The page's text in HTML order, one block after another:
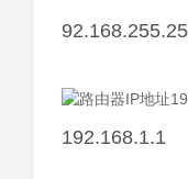
192.168.1.1